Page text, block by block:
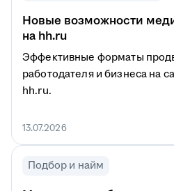
Новые возможности
на hh.ru
Эффективные форматы
работодателя и бизнеса на
hh.ru.
13.07.2026
Подбор и найм